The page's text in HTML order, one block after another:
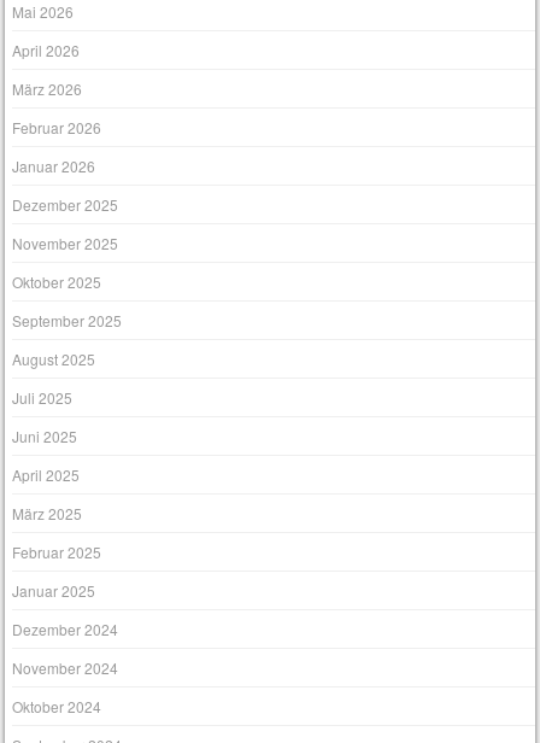
Mai 2026
April 2026
März 2026
Februar 2026
Januar 2026
Dezember 2025
November 2025
Oktober 2025
September 2025
August 2025
Juli 2025
Juni 2025
April 2025
März 2025
Februar 2025
Januar 2025
Dezember 2024
November 2024
Oktober 2024